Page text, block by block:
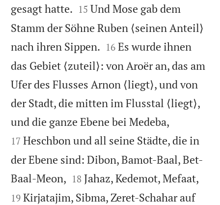
gesagt hatte. 

15 Und Mose gab dem
Stamm der Söhne Ruben ⟨seinen Anteil⟩
nach ihren Sippen. 

16 Es wurde ihnen
das Gebiet ⟨zuteil⟩: von Aroër an, das am
Ufer des Flusses Arnon ⟨liegt⟩, und von
der Stadt, die mitten im Flusstal ⟨liegt⟩,
und die ganze Ebene bei Medeba,
17 Heschbon und all seine Städte, die in
der Ebene sind: Dibon, Bamot-Baal, Bet-
Baal-Meon, 

18 Jahaz, Kedemot, Mefaat,
19 Kirjatajim, Sibma, Zeret-Schahar auf